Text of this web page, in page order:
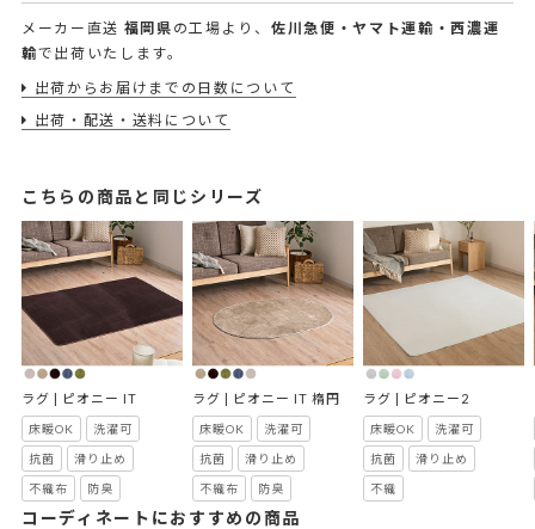
メーカー直送 福岡県 の工場より、 佐川急便・ヤマト運輸・西濃運
輸で出荷いたします。
出荷からお届けまでの日数について
出荷・配送・送料について
こちらの商品と同じシリーズ
ラグ | ピオニー IT
床暖OK 洗濯可
抗菌 滑り止め
不織布 防臭
ラグ | ピオニー IT 楕円
床暖OK 洗濯可
抗菌 滑り止め
不織布 防臭
ラグ | ピオニー2
床暖OK 洗濯可
抗菌 滑り止め
不織
コーディネートにおすすめの商品